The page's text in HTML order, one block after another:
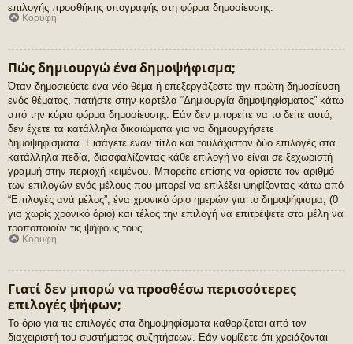
επιλογής προσθήκης υπογραφής στη φόρμα δημοσίευσης.
Κορυφή
Πώς δημιουργώ ένα δημοψήφισμα;
Όταν δημοσιεύετε ένα νέο θέμα ή επεξεργάζεστε την πρώτη δημοσίευση
ενός θέματος, πατήστε στην καρτέλα “Δημιουργία δημοψηφίσματος” κάτω
από την κύρια φόρμα δημοσίευσης. Εάν δεν μπορείτε να το δείτε αυτό,
δεν έχετε τα κατάλληλα δικαιώματα για να δημιουργήσετε
δημοψηφίσματα. Εισάγετε έναν τίτλο και τουλάχιστον δύο επιλογές στα
κατάλληλα πεδία, διασφαλίζοντας κάθε επιλογή να είναι σε ξεχωριστή
γραμμή στην περιοχή κειμένου. Μπορείτε επίσης να ορίσετε τον αριθμό
των επιλογών ενός μέλους που μπορεί να επιλέξει ψηφίζοντας κάτω από
“Επιλογές ανά μέλος”, ένα χρονικό όριο ημερών για το δημοψήφισμα, (0
για χωρίς χρονικό όριο) και τέλος την επιλογή να επιτρέψετε στα μέλη να
τροποποιούν τις ψήφους τους.
Κορυφή
Γιατί δεν μπορώ να προσθέσω περισσότερες
επιλογές ψήφων;
Το όριο για τις επιλογές στα δημοψηφίσματα καθορίζεται από τον
διαχειριστή του συστήματος συζητήσεων. Εάν νομίζετε ότι χρειάζονται